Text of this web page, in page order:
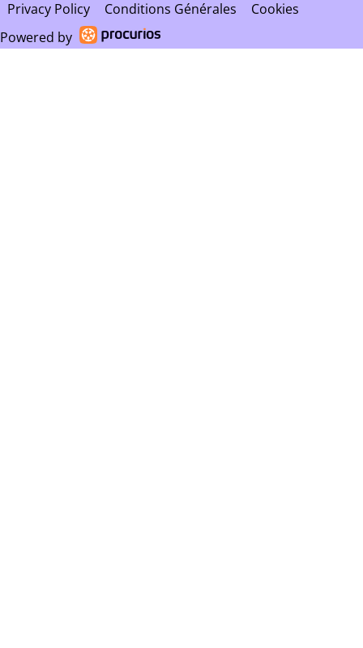
Privacy Policy Conditions Générales
Cookies
Powered by